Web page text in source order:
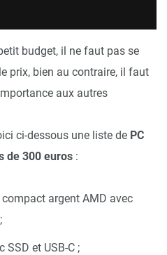
budget, il ne faut pas se
prix, bien au contraire, il faut
aux autres
ci-dessous une liste de PC
de 300 euros :
compact argent AMD avec
SSD et USB-C ;